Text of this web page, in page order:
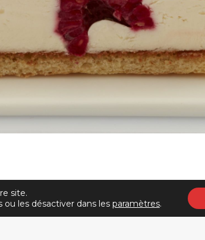
Réalisé par Misterfish & NooFactory
site.
les désactiver dans les paramètres.